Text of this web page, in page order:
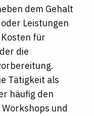
dem Gehalt
Leistungen
für
die
Tätigkeit als
häufig den
und